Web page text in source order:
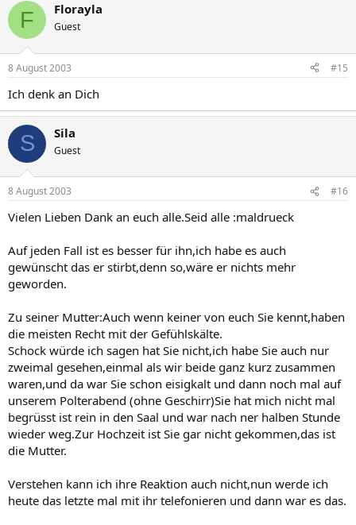
F Florayla
Guest
8 August 2003 #15
Ich denk an Dich
S Sila
Guest
8 August 2003 #16
Vielen Lieben Dank an euch alle.Seid alle :maldrueck
Auf jeden Fall ist es besser für ihn,ich habe es auch
gewünscht das er stirbt,denn so,wäre er nichts mehr
geworden.
Zu seiner Mutter:Auch wenn keiner von euch Sie kennt,haben
die meisten Recht mit der Gefühlskälte.
Schock würde ich sagen hat Sie nicht,ich habe Sie auch nur
zweimal gesehen,einmal als wir beide ganz kurz zusammen
waren,und da war Sie schon eisigkalt und dann noch mal auf
unserem Polterabend (ohne Geschirr)Sie hat mich nicht mal
begrüsst ist rein in den Saal und war nach ner halben Stunde
wieder weg.Zur Hochzeit ist Sie gar nicht gekommen,das ist
die Mutter.
Verstehen kann ich ihre Reaktion auch nicht,nun werde ich
heute das letzte mal mit ihr telefonieren und dann war es das.